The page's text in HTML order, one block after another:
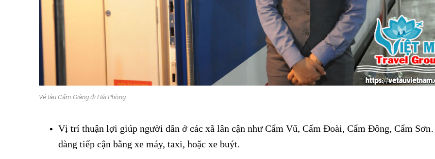
Vé tàu Cẩm Giàng đi Hải Phòng
Vị trí thuận lợi giúp người dân ở các xã lân cận như Cẩm Vũ, Cẩm Đoài, Cẩm Đông, Cẩm
dàng tiếp cận bằng xe máy, taxi, hoặc xe buýt.